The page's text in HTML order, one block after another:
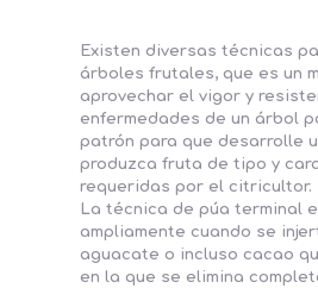
Existen diversas técnicas
árboles frutales, que es un
aprovechar el vigor y
enfermedades de un árbol
patrón para que desarrolle
produzca fruta de tipo y
requeridas por el citricultor.
La técnica de púa terminal
ampliamente cuando se
aguacate o incluso cacao
en la que se elimina